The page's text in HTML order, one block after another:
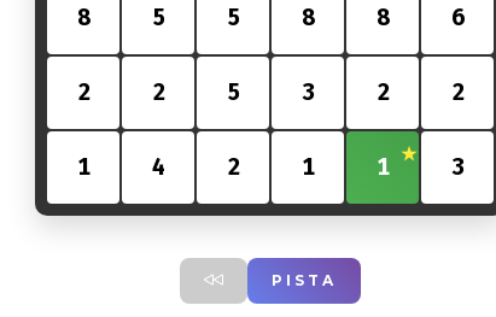
8 5 5 8 8 6
2 2 5 3 2 2
1 4 2 1 1 3
PISTA